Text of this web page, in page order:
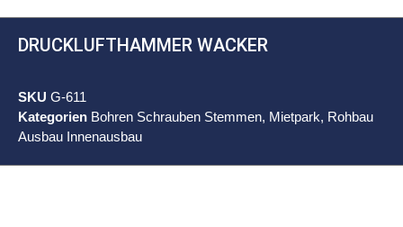
DRUCKLUFTHAMMER WACKER
SKU G-611
Kategorien Bohren Schrauben Stemmen, Mietpark, Rohbau
Ausbau Innenausbau